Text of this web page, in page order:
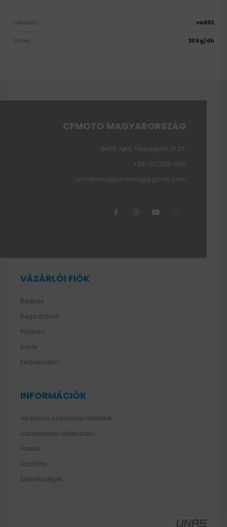
Cikkszám vad02
Tömeg 30 kg/db
CFMOTO MAGYARORSZÁG
8400 Ajka, Téglagyári út 25.
+36-30/209-9411
cfmotomagyarorszag@gmail.com
VÁSÁRLÓI FIÓK
Belépés
Regisztráció
Profilom
Kosár
Kedvenceim
INFORMÁCIÓK
Általános szerződési feltételek
Adatkezelési tájékoztató
Fizetés
Szállítás
Elérhetőségek